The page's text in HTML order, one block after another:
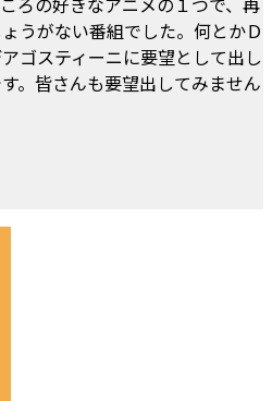
うがない番組でした。何とかＤ
ゴスティーニに要望として出し
。皆さんも要望出してみません